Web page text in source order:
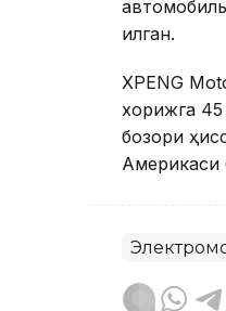
қилган.
XPENG
хорижга 45
бозори
Америкаси